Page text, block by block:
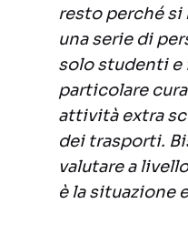
resto perché
una serie di
solo studenti
particolare
attività extra
dei trasporti.
valutare a
è la situazione